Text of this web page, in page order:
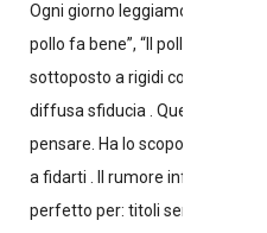
Ogni giorno leggiamo titoli
pollo fa bene”, “Il pollo è pieno di
sottoposto a rigidi controlli”. Il
diffusa sfiducia . Questo
pensare. Ha lo scopo di aiutarti
a fidarti . Il rumore informativo
perfetto per: titoli